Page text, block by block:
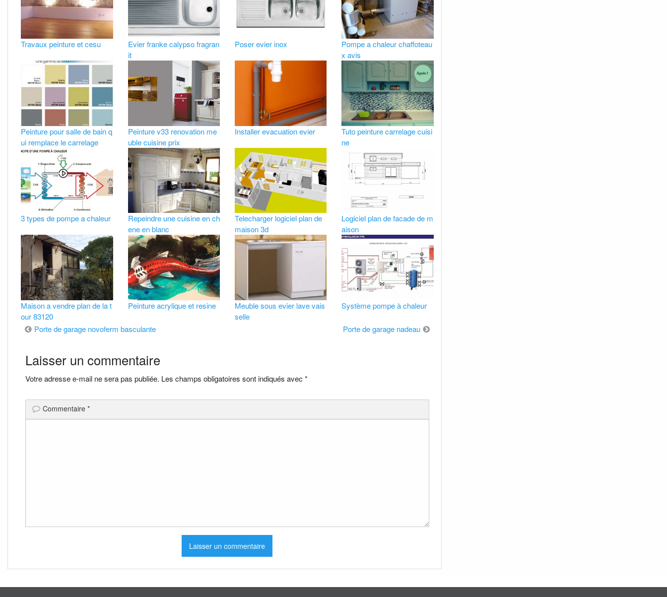
Travaux peinture et cesu
Evier franke calypso fragran
it
Poser evier inox
Pompe a chaleur chaffoteau
x avis
Peinture pour salle de bain q
ui remplace le carrelage
Peinture v33 renovation me
uble cuisine prix
Installer evacuation evier
Tuto peinture carrelage cuisi
ne
3 types de pompe a chaleur
Repeindre une cuisine en ch
ene en blanc
Telecharger logiciel plan de
maison 3d
Logiciel plan de facade de m
aison
Maison a vendre plan de la t
our 83120
Peinture acrylique et resine
Meuble sous evier lave vais
selle
Système pompe à chaleur
Navigation
de
l’article
Porte de garage novoferm basculante Porte de garage nadeau
Laisser un commentaire
Votre adresse e-mail ne sera pas publiée. Les champs obligatoires sont indiqués avec *
Commentaire *